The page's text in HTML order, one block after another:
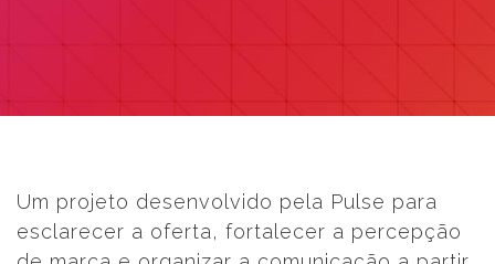
Um projeto desenvolvido pela Pulse para
esclarecer a oferta, fortalecer a percepção